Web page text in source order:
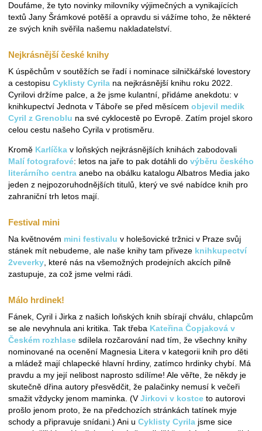
Doufáme, že tyto novinky milovníky výjimečných a vynikajících
textů Jany Šrámkové potěší a opravdu si vážíme toho, že některé
ze svých knih svěřila našemu nakladatelství.
Nejkrásnější české knihy
K úspěchům v soutěžích se řadí i nominace silničkářské lovestory
a cestopisu Cyklisty Cyrila na nejkrásnější knihu roku 2022.
Cyrilovi držíme palce, a že jsme kulantní, přidáme anekdotu: v
knihkupectví Jednota v Táboře se před měsícem objevil medik
Cyril z Grenoblu na své cyklocestě po Evropě. Zatím projel skoro
celou cestu našeho Cyrila v protisměru.
Kromě Karlíčka v loňských nejkrásnějších knihách zabodovali
Malí fotografové: letos na jaře to pak dotáhli do výběru českého
literárního centra anebo na obálku katalogu Albatros Media jako
jeden z nejpozoruhodnějších titulů, který ve své nabídce knih pro
zahraniční trh letos mají.
Festival mini
Na květnovém mini festivalu v holešovické tržnici v Praze svůj
stánek mít nebudeme, ale naše knihy tam přiveze knihkupectví
2veverky , které nás na všemožných prodejních akcích pilně
zastupuje, za což jsme velmi rádi.
Málo hrdinek!
Fánek, Cyril i Jirka z našich loňských knih sbírají chválu, chlapcům
se ale nevyhnula ani kritika. Tak třeba Kateřina Čopjaková v
Českém rozhlase sdílela rozčarování nad tím, že všechny knihy
nominované na ocenění Magnesia Litera v kategorii knih pro děti
a mládež mají chlapecké hlavní hrdiny, zatímco hrdinky chybí. Má
pravdu a my její nelibost naprosto sdílíme! Ale věřte, že někdy je
skutečně dřina autory přesvědčit, že palačinky nemusí k večeři
smažit vždycky jenom maminka. (VJirkovi v kostce to autorovi
prošlo jenom proto, že na předchozích stránkách tatínek myje
schody a připravuje snídani.) Ani u Cyklisty Cyrila jsme sice